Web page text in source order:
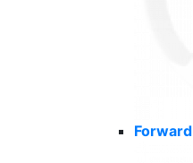
Forward